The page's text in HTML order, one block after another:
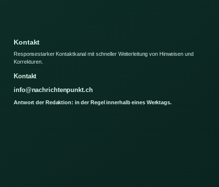
Kontakt
Responsestarker Kontaktkanal mit schneller Weiterleitung von Hinweisen und
Korrekturen.
Kontakt
info@nachrichtenpunkt.ch
Antwort der Redaktion: in der Regel innerhalb eines Werktags.